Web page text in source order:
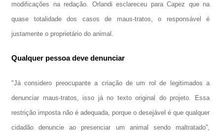
modificações na redação. Orlandi esclareceu para Capez que na
quase totalidade dos casos de maus-tratos, o responsável é
justamente o proprietário do animal.
Qualquer pessoa deve denunciar
"Já considero preocupante a criação de um rol de legitimados a
denunciar maus-tratos, isso já no texto original do projeto. Essa
restrição imposta não é adequada, porque o desejável é que qualquer
cidadão denuncie ao presenciar um animal sendo maltratado”,